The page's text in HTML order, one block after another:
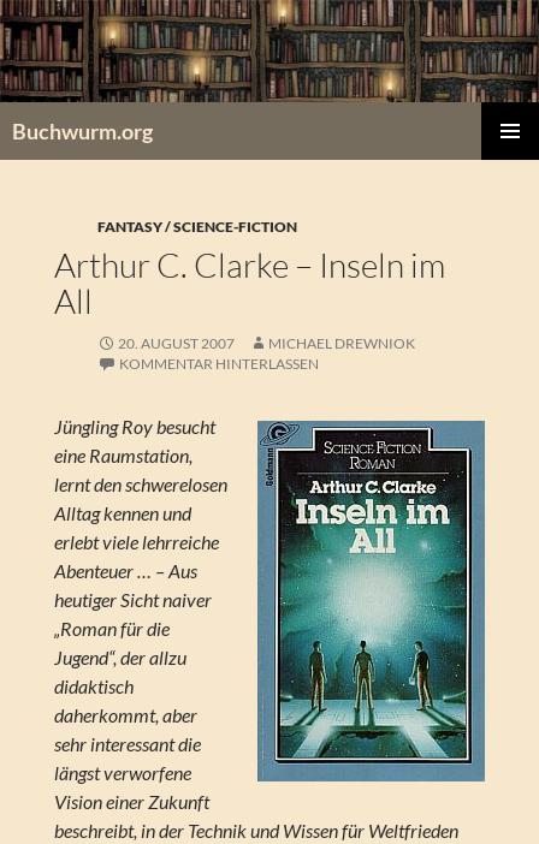
Zum
Inhalt
springen
Buchwurm.org
FANTASY / SCIENCE-FICTION
Arthur C. Clarke – Inseln im
All
20. AUGUST 2007
MICHAEL DREWNIOK
KOMMENTAR HINTERLASSEN
Jüngling Roy besucht
eine Raumstation,
lernt den schwerelosen
Alltag kennen und
erlebt viele lehrreiche
Abenteuer … – Aus
heutiger Sicht naiver
„Roman für die
Jugend“, der allzu
didaktisch
daherkommt, aber
sehr interessant die
längst verworfene
Vision einer Zukunft
beschreibt, in der Technik und Wissen für Weltfrieden